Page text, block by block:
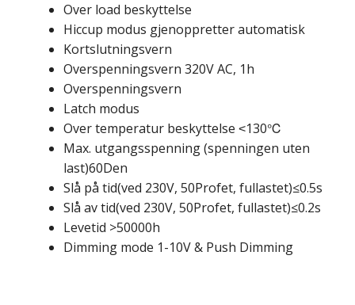
Over load beskyttelse
Hiccup modus gjenoppretter automatisk
Kortslutningsvern
Overspenningsvern 320V AC, 1h
Overspenningsvern
Latch modus
Over temperatur beskyttelse <130℃
Max. utgangsspenning (spenningen uten
last)60Den
Slå på tid(ved 230V, 50Profet, fullastet)≤0.5s
Slå av tid(ved 230V, 50Profet, fullastet)≤0.2s
Levetid >50000h
Dimming mode 1-10V & Push Dimming